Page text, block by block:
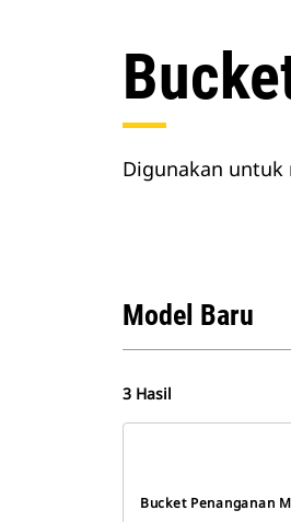
Digunakan untuk
Model Baru
3 Hasil
Bucket Penanganan